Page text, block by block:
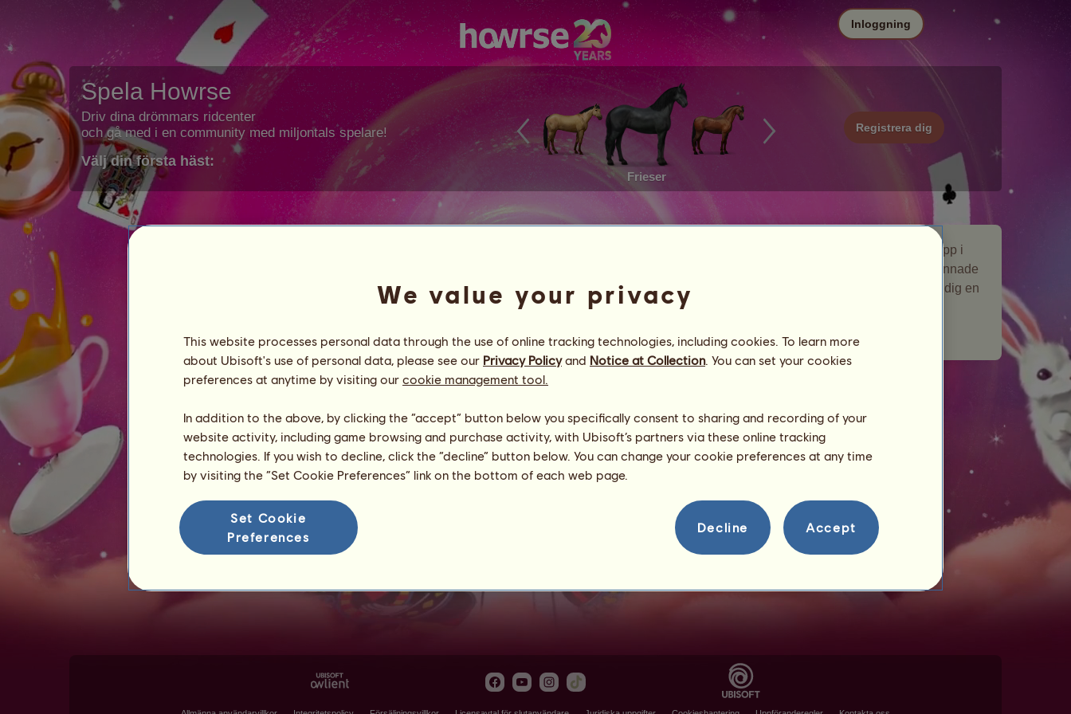
Spela Howrse
Driv dina drömmars ridcenter
och gå med i en community med miljontals spelare!
Välj din första häst:
Frieser
Registrera dig
Inloggning
Bananskal
Bananskal är en nomadhäst som dök upp i
. Den stannade
på din avelsgård under kort tid och gav dig en
Antal spelare som besökt sidan:
We value your privacy
This website processes personal data through the use of online tracking technologies, including cookies. To learn more
about Ubisoft's use of personal data, please see our Privacy Policyand Notice at Collection. You can set your cookies
preferences at anytime by visiting our cookie management tool.
In addition to the above, by clicking the “accept” button below you specifically consent to sharing and recording of your
website activity, including game browsing and purchase activity, with Ubisoft’s partners via these online tracking
technologies. If you wish to decline, click the “decline” button below. You can change your cookie preferences at any time
by visiting the “Set Cookie Preferences” link on the bottom of each web page.
Set Cookie
Preferences
Decline Accept